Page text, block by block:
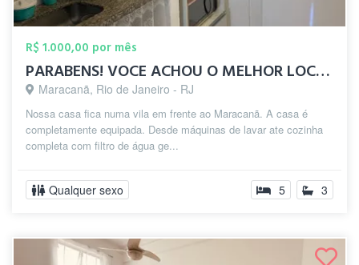
R$ 1.000,00 por mês
PARABENS! VOCE ACHOU O MELHOR LOCAL DO M...
Maracanã, Rio de Janeiro - RJ
Nossa casa fica numa vila em frente ao Maracanã. A casa é
completamente equipada. Desde máquinas de lavar ate cozinha
completa com filtro de água ge...
Qualquer sexo 5 3